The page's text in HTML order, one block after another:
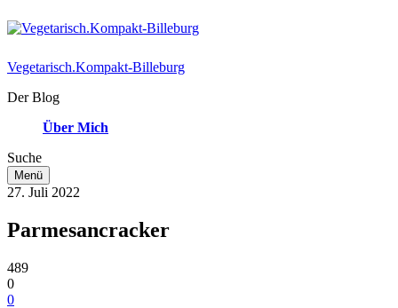
Vegetarisch.Kompakt-Billeburg
Der Blog
Über Mich
Suche
Menü
27. Juli 2022
Parmesancracker
489
0
0